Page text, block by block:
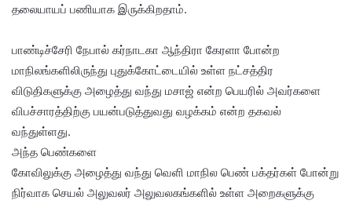
தலையாயப் பணியாக இருக்கிறதாம்.
பாண்டிச்சேரி நேபால் கர்நாடகா ஆந்திரா கேரளா போன்ற
மாநிலங்களிலிருந்து புதுக்கோட்டையில் உள்ள நட்சத்திர
விடுதிகளுக்கு அழைத்து வந்து மசாஜ் என்ற பெயரில் அவர்களை
விபச்சாரத்திற்கு பயன்படுத்துவது வழக்கம் என்ற தகவல்
வந்துள்ளது.
அந்த பெண்களை
கோவிலுக்கு அழைத்து வந்து வெளி மாநில பெண் பக்தர்கள் போன்று
நிர்வாக செயல் அலுவலர் அலுவலகங்களில் உள்ள அறைகளுக்கு